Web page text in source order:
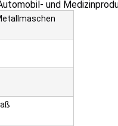
und